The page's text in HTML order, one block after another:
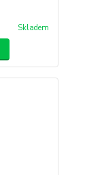
Skladem